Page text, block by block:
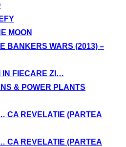
MOON
BANKERS WARS (2013) –
IN FIECARE ZI…
& POWER PLANTS
CA REVELATIE (PARTEA
CA REVELATIE (PARTEA